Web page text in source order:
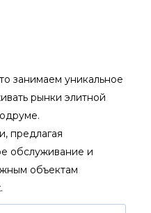
занимаем уникальное
рынки элитной
предлагая
обслуживание и
объектам